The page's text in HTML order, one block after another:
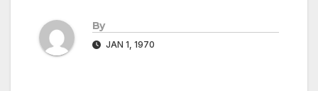
By
JAN 1, 1970